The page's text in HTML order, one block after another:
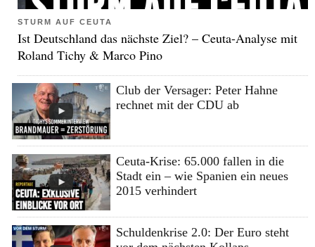
STURM AUF CEUTA
Ist Deutschland das nächste Ziel? – Ceuta-Analyse mit
Roland Tichy & Marco Pino
Club der Versager: Peter Hahne
rechnet mit der CDU ab
Ceuta-Krise: 65.000 fallen in die
Stadt ein – wie Spanien ein neues
2015 verhindert
Schuldenkrise 2.0: Der Euro steht